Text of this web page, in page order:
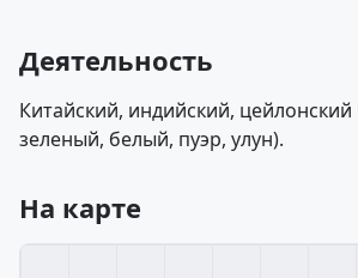
Деятельность
Китайский, индийский,
зеленый, белый, пуэр, улун).
На карте